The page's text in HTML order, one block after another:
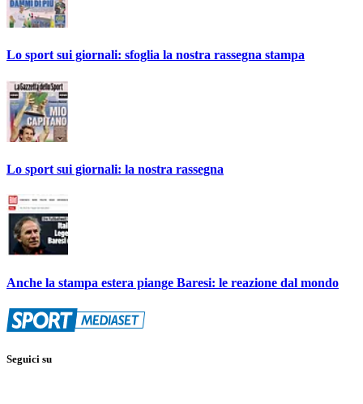
Lo sport sui giornali: sfoglia la nostra rassegna stampa
Lo sport sui giornali: la nostra rassegna
Anche la stampa estera piange Baresi: le reazione dal mondo
Seguici su